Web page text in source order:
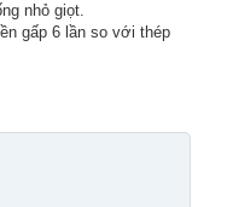
nhỏ giọt.
gấp 6 lần so với thép